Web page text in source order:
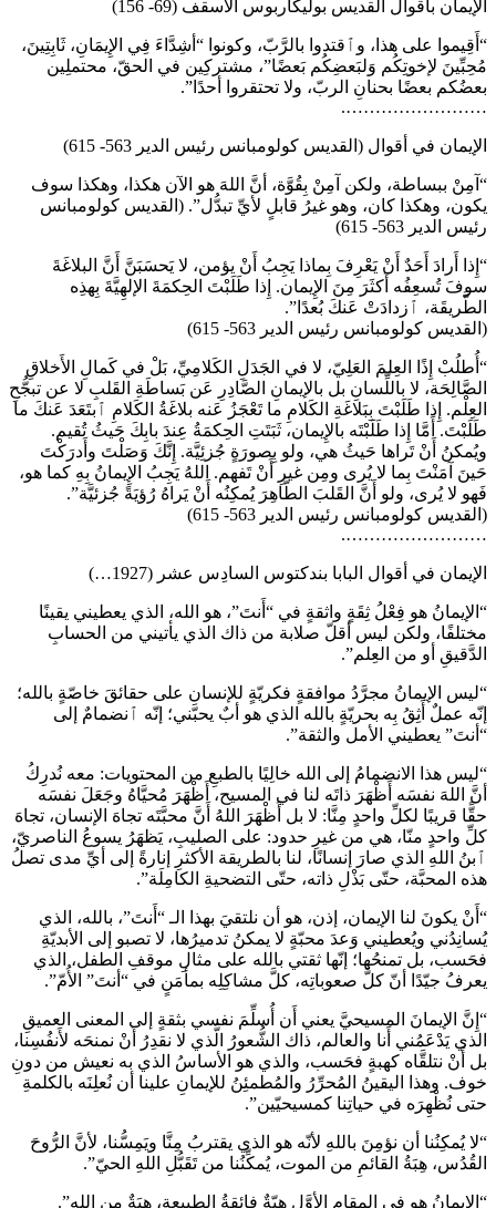
الإيمان بأقوال القديس بوليكاربوس الأسقف (69- 156)
“أَقِيموا على هذا، وٱقتدوا بالرَّبّ، وكونوا “أشِدَّاءَ فِي الإِيمَانِ، ثَابِتِينَ،
مُحِبِّينَ لإخوتِكُم وَلبَعضِكُم بَعضًا”، مشتركِين في الحقّ، محتملِين
بعضُكم بعضًا بحنانِ الربّ، ولا تحتقروا أحدًا”.
…………………….
الإيمان في أقوال (القديس كولومبانس رئيس الدير 563- 615)
“آمِنْ ببساطة، ولكن آمِنْ بِقُوَّة، أنَّ اللهَ هو الآن هكذا، وهكذا سوف
يكون، وهكذا كان، وهو غيرُ قابلٍ لأيِّ تبدُّل”. (القديس كولومبانس
رئيس الدير 563- 615)
“إِذا أَرادَ أَحَدٌ أَنْ يَعْرِفَ بِماذا يَجِبُ أَنْ يؤمن، لا يَحسَبَنَّ أَنَّ البلاغَةَ
سوفَ تُسعِفُه أَكثَرَ مِنَ الإِيمان. إِذا طَلَبْتَ الحِكمَةَ الإلهِيَّةَ بِهذِه
الطَّريقَة، ٱزدادَتْ عَنكَ بُعدًا”.
(القديس كولومبانس رئيس الدير 563- 615)
“أُطلُبْ إِذًا العِلمَ العَلِيّ، لا في الجَدَلِ الكَلامِيِّ، بَلْ في كَمالِ الأَخلاقِ
الصَّالِحَة، لا باللِّسانِ بل بالإيمانِ الصَّادِرِ عَن بَساطَةِ القَلبِ لا عن تبجُّحِ
العِلْم. إِذا طَلَبْتَ بِبَلاغَةِ الكَلامِ ما تَعْجَزُ عَنه بلاغَةُ الكَلامِ ٱبتَعَدَ عَنكَ ما
طَلَبْتَ. أَمَّا إِذا طَلَبْتَه بالإِيمان، ثَبَتَتِ الحِكمَةُ عِندَ بابِكَ حَيثُ تُقيم.
ويُمكنُ أَنْ تَراها حَيثُ هي، ولو بِصورَةٍ جُزئِيَّة. إِنَّكَ وَصَلْتَ وأَدرَكْتَ
حَينَ آمَنْتَ بِما لا يُرى ومِن غيرِ أَنْ تَفهم. اللهُ يَجِبُ الإِيمانُ بِهِ كما هو،
فَهو لا يُرى، ولو أَنَّ القَلبَ الطَّاهِرَ يُمكِنُه أَنْ يَراهُ رُؤيَةً جُزئيَّة”.
(القديس كولومبانس رئيس الدير 563- 615)
…………………….
الإيمان في أقوال البابا بندكتوس السادِس عشر (1927…)
“الإيمانُ هو فِعْلُ ثِقَةٍ واثقةٍ في “أَنتَ”، هو الله، الذي يعطيني يقينًا
مختلفًا، ولكن ليس أقلّ صلابة من ذاك الذي يأتيني من الحسابِ
الدَّقيقِ أو من العِلم”.
“ليس الإيمانُ مجرَّدُ موافقةٍ فكريّةٍ للإنسانِ على حقائقَ خاصّةٍ بالله؛
إنّه عملٌ أَثِقُ بِه بحريّةٍ بالله الذي هو أبٌ يحبّني؛ إنّه ٱنضمامٌ إلى
“أنتَ” يعطيني الأمل والثقة”.
“ليس هذا الانضمامُ إلى الله خالِيًا بالطبعِ من المحتويات: معه نُدرِكُ
أنَّ اللهَ نفسَه أَظْهَرَ ذاتَه لنا في المسيح، أَظْهَرَ مُحيَّاهُ وجَعَلَ نفسَه
حقًّا قريبًا لكلِّ واحدٍ مِنَّا: لا بل أَظْهَرَ اللهُ أَنَّ محبَّتَه تجاهَ الإنسان، تجاهَ
كلِّ واحدٍ منّا، هي من غيرِ حدود: على الصليبِ، يَظهَرُ يسوعُ الناصريّ،
ٱبنُ اللهِ الذي صارَ إنسانًا، لنا بالطريقة الأكثرِ إنارةً إلى أيِّ مدى تصلُ
هذه المحبَّة، حتّى بَذْلِ ذاته، حتّى التضحيةِ الكامِلَة”.
“أَنْ يكونَ لنا الإيمان، إذن، هو أن نلتقيَ بهذا الـ “أَنتَ”، بالله، الذي
يُسانِدُني ويُعطيني وَعدَ محبّةٍ لا يمكنُ تدميرُها، لا تصبو إلى الأبديّةِ
فحَسب، بل تمنحُها؛ إنّها ثقتي بالله على مثالِ موقفِ الطفل، الذي
يعرفُ جيّدًا أنّ كلَّ صعوباتِه، كلَّ مشاكِلِه بمأمَنٍ في “أنتَ” الأُمّ”.
“إِنَّ الإيمانَ المسيحيَّ يعني أَن أُسلِّمَ نفسي بثقةٍ إلى المعنى العميقِ
الذي يَدْعَمُني أَنا والعالم، ذاك الشُّعورُ الَّذي لا نقدِرُ أَنْ نمنحَه لأَنفُسِنا،
بل أَنْ نتلقَّاه كهبةٍ فحَسب، والذي هو الأساسُ الذي به نعيش من دونِ
خوف. وهذا اليقينُ المُحرِّرُ والمُطمئِنُ للإيمانِ علينا أن نُعلِنَه بالكلمةِ
حتى نُظْهِرَه في حياتِنا كمسيحيّين”.
“لا يُمكِنُنا أن نؤمِنَ باللهِ لأنّه هو الذي يقتربُ مِنَّا ويَمِسُّنا، لأنَّ الرُّوحَ
القُدُس، هِبَةُ القائمِ من الموت، يُمكِّنُنا من تَقَبُّلِ اللهِ الحيّ”.
“الإيمانُ هو في المقامِ الأوَّلِ هِبّةٌ فائقةُ الطبيعة، هِبَةٌ من الله”.